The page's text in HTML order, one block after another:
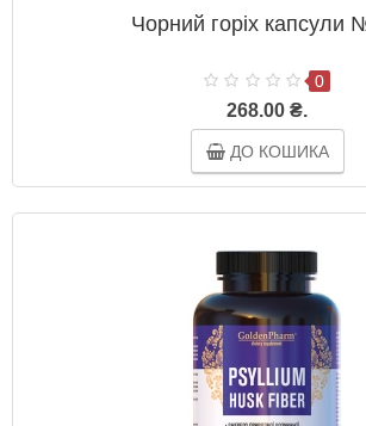
Чорний горіх капсули
0
268.00 ₴.
ДО КОШИКА